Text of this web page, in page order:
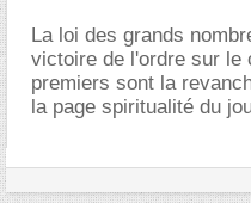
La loi des grands
victoire de l'ordre sur le
premiers sont la
la page spiritualité du